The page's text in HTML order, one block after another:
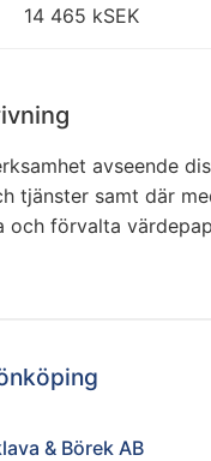
14 465 kSEK
avseende
tjänster samt där
och förvalta
& Börek AB